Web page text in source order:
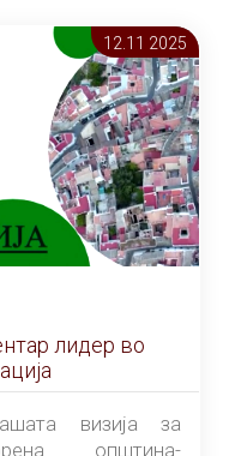
12.11 2025
лидер во
визија за
општина-